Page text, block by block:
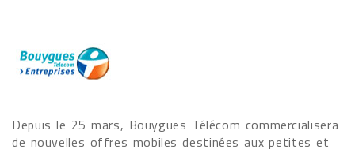
Depuis le 25 mars, Bouygues Télécom commercialisera
de nouvelles offres mobiles destinées aux petites et